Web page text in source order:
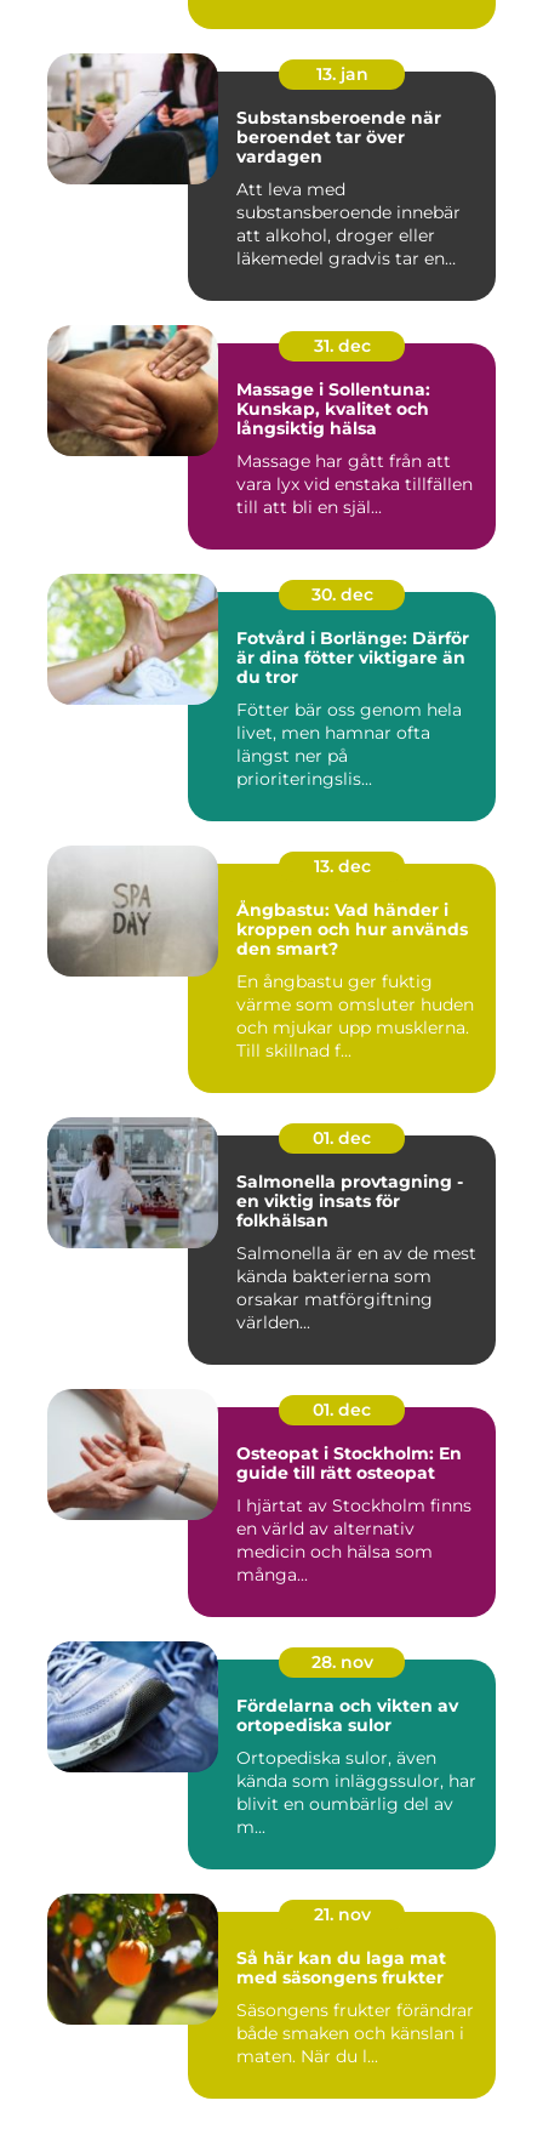
13. jan
Substansberoende när
beroendet tar över
vardagen
Att leva med
substansberoende innebär
att alkohol, droger eller
läkemedel gradvis tar en
31. dec
Massage i Sollentuna:
Kunskap, kvalitet och
långsiktig hälsa
Massage har gått från att
vara lyx vid enstaka tillfällen
till att bli en själ...
30. dec
Fotvård i Borlänge: Därför
är dina fötter viktigare än
du tror
Fötter bär oss genom hela
livet, men hamnar ofta
längst ner på
prioriteringslis...
13. dec
Ångbastu: Vad händer i
kroppen och hur används
den smart?
En ångbastu ger fuktig
värme som omsluter huden
och mjukar upp musklerna.
Till skillnad f...
01. dec
Salmonella provtagning -
en viktig insats för
folkhälsan
Salmonella är en av de mest
kända bakterierna som
orsakar matförgiftning
världen...
01. dec
Osteopat i Stockholm: En
guide till rätt osteopat
I hjärtat av Stockholm finns
en värld av alternativ
medicin och hälsa som
många...
28. nov
Fördelarna och vikten av
ortopediska sulor
Ortopediska sulor, även
kända som inläggssulor, har
blivit en oumbärlig del av
m...
21. nov
Så här kan du laga mat
med säsongens frukter
Säsongens frukter förändrar
både smaken och känslan i
maten. När du l...